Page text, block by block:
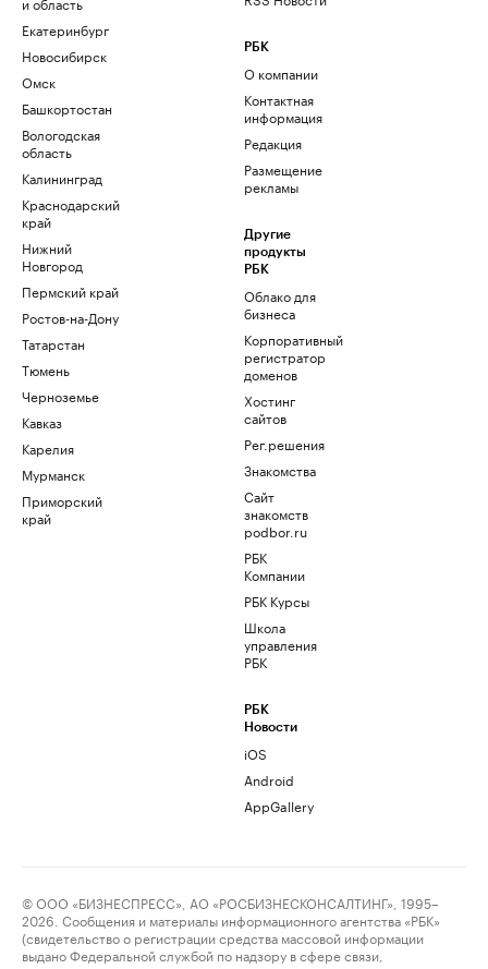
Екатеринбург
Новосибирск
Омск
Башкортостан
Вологодская
область
Калининград
Краснодарский
край
Нижний
Новгород
Пермский край
Ростов-на-Дону
Татарстан
Тюмень
Черноземье
Кавказ
Карелия
Мурманск
Приморский
край
РБК
О компании
Контактная
информация
Редакция
Размещение
рекламы
Другие
продукты
РБК
Облако для
бизнеса
Корпоративный
регистратор
доменов
Хостинг
сайтов
Рег.решения
Знакомства
Сайт
знакомств
podbor.ru
РБК
Компании
РБК Курсы
Школа
управления
РБК
РБК
Новости
iOS
Android
AppGallery
© ООО «БИЗНЕСПРЕСС», АО «РОСБИЗНЕСКОНСАЛТИНГ», 1995–
2026. Сообщения и материалы информационного агентства «РБК»
(свидетельство о регистрации средства массовой информации
выдано Федеральной службой по надзору в сфере связи,